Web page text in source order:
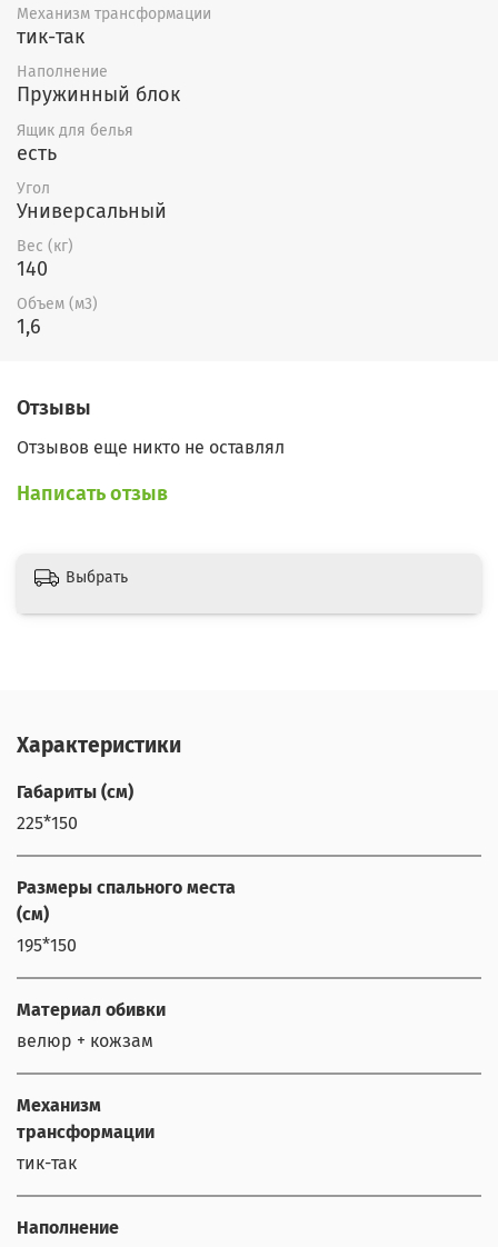
Механизм трансформации
тик-так
Наполнение
Пружинный блок
Ящик для белья
есть
Угол
Универсальный
Вес (кг)
140
Объем (м3)
1,6
Отзывы
Отзывов еще никто не оставлял
Написать отзыв
Выбрать
Характеристики
Габариты (см)
225*150
Размеры спального места
(см)
195*150
Материал обивки
велюр + кожзам
Механизм
трансформации
тик-так
Наполнение